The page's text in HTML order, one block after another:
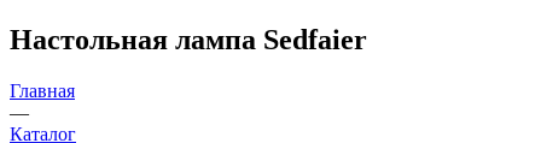
Настольная лампа Sedfaier
Главная
—
Каталог